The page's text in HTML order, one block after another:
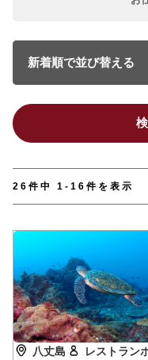
26件中 1-16件を表示
八丈島 レストラン